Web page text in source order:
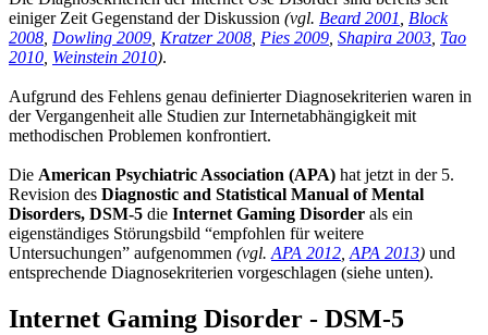
einiger Zeit Gegenstand der Diskussion (vgl. Beard 2001
Block
2008 Dowling 2009 Kratzer 2008 Pies 2009 Shapira 2003 Tao
2010 Weinstein 2010).
Aufgrund des Fehlens genau definierter Diagnosekriterien waren in
der Vergangenheit alle Studien zur Internetabhängigkeit mit
methodischen Problemen konfrontiert.
Die American Psychiatric Association (APA) hat jetzt in der 5.
Revision des Diagnostic and Statistical Manual of Mental
Disorders, DSM-5 die Internet Gaming Disorder als ein
eigenständiges Störungsbild “empfohlen für weitere
Untersuchungen” aufgenommen (vgl. APA 2012 APA 2013) und
entsprechende Diagnosekriterien vorgeschlagen (siehe unten).
Internet Gaming Disorder - DSM-5